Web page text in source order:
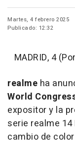
Martes, 4 febrero 2025
Publicado: 12:32
MADRID, 4
realme ha
World
expositor y la
serie realme
cambio de